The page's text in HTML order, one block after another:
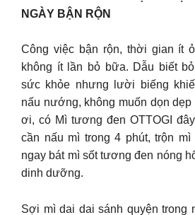
NGÀY BẬN RỘN
Công việc bận rộn, thời gian ít
không ít lần bỏ bữa. Dẫu biết
sức khỏe nhưng lười biếng
nấu nướng, không muốn dọn
ơi, có Mì tương đen OTTOGI
cần nấu mì trong 4 phút, trộn
ngay bát mì sốt tương đen nóng
dinh dưỡng.
Sợi mì dai dai sánh quyện trong